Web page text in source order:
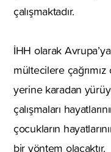
çalışmaktadır.
İHH olarak
mültecilere
yerine karadan
çalışmaları
çocukların
bir yöntem olacaktır.